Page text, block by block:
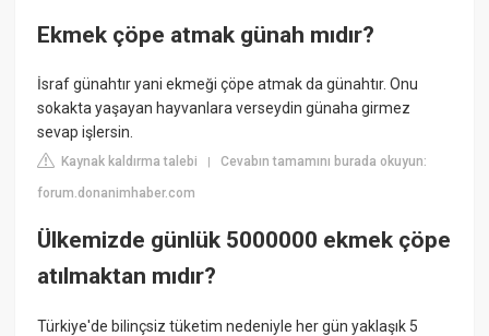
Ekmek çöpe atmak günah mıdır?
İsraf günahtır yani ekmeği çöpe atmak da günahtır. Onu
sokakta yaşayan hayvanlara verseydin günaha girmez
sevap işlersin.
Kaynak kaldırma talebi |Cevabın tamamını burada okuyun:
forum.donanimhaber.com
Ülkemizde günlük 5000000 ekmek çöpe
atılmaktan mıdır?
Türkiye'de bilinçsiz tüketim nedeniyle her gün yaklaşık 5